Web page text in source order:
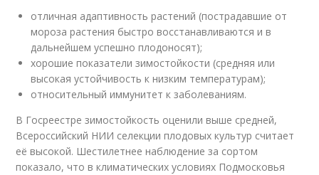
отличная адаптивность растений (пострадавшие от
мороза растения быстро восстанавливаются и в
дальнейшем успешно плодоносят);
хорошие показатели зимостойкости (средняя или
высокая устойчивость к низким температурам);
относительный иммунитет к заболеваниям.
В Госреестре зимостойкость оценили выше средней,
Всероссийский НИИ селекции плодовых культур считает
её высокой. Шестилетнее наблюдение за сортом
показало, что в климатических условиях Подмосковья